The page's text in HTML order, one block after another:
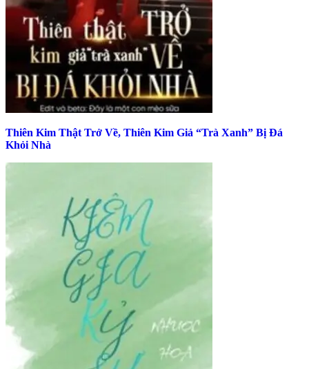
Thiên Kim Thật Trở Về, Thiên Kim Giả “Trà Xanh” Bị Đá
Khỏi Nhà